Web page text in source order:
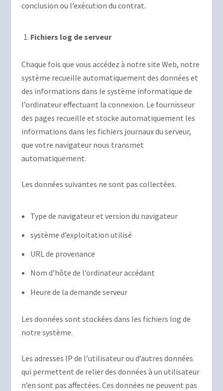
conclusion ou l’exécution du contrat.
Fichiers log de serveur
Chaque fois que vous accédez à notre site Web, notre
système recueille automatiquement des données et
des informations dans le système informatique de
l’ordinateur effectuant la connexion. Le fournisseur
des pages recueille et stocke automatiquement les
informations dans les fichiers journaux du serveur,
que votre navigateur nous transmet
automatiquement.
Les données suivantes ne sont pas collectées.
Type de navigateur et version du navigateur
système d’exploitation utilisé
URL de provenance
Nom d’hôte de l’ordinateur accédant
Heure de la demande serveur
Les données sont stockées dans les fichiers log de
notre système.
Les adresses IP de l’utilisateur ou d’autres données
qui permettent de relier des données à un utilisateur
n’en sont pas affectées. Ces données ne peuvent pas